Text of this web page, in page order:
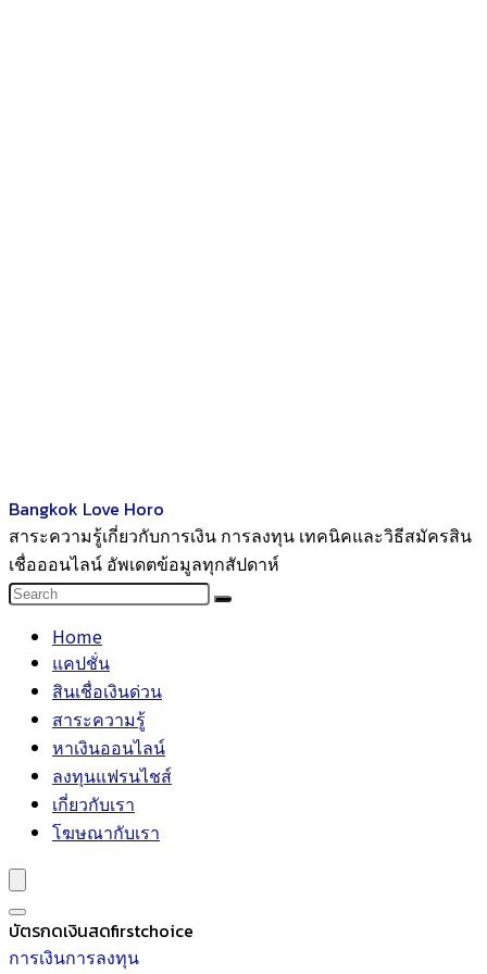
Bangkok Love Horo
สาระความรู้เกี่ยวกับการเงิน การลงทุน เทคนิคและวิธีสมัครสิน
เชื่อออนไลน์ อัพเดตข้อมูลทุกสัปดาห์
Home
แคปชั่น
สินเชื่อเงินด่วน
สาระความรู้
หาเงินออนไลน์
ลงทุนแฟรนไชส์
เกี่ยวกับเรา
โฆษณากับเรา
บัตรกดเงินสดfirstchoice
การเงินการลงทุน